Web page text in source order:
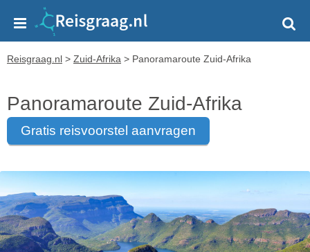
Reisgraag.nl > Zuid-Afrika > Panoramaroute Zuid-Afrika
Panoramaroute Zuid-Afrika
gratis reisvoorstel aanvragen